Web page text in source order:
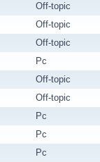
Off-topic
Off-topic
Off-topic
Pc
Off-topic
Off-topic
Pc
Pc
Pc